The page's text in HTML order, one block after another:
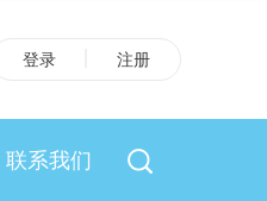
登录 注册
联系我们